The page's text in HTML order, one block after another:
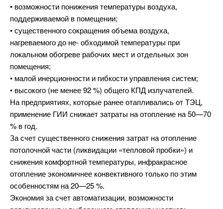
• возможности понижения температуры воздуха,
поддерживаемой в помещении;
• существенного сокращения объема воздуха,
нагреваемого до не- обходимой температуры при
локальном обогреве рабочих мест и отдельных зон
помещения;
• малой инерционности и гибкости управления систем;
• высокого (не менее 92 %) общего КПД излучателей.
На предприятиях, которые ранее отапливались от ТЭЦ,
применение ГИИ снижает затраты на отопление на 50—70
% в год.
За счет существенного снижения затрат на отопление
потолочной части (ликвидации «тепловой пробки») и
снижения комфортной температуры, инфракрасное
отопление экономичнее конвективного только по этим
особенностям на 20—25 %.
Экономия за счет автоматизации, возможности